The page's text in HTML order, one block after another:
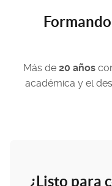
Más de 20 años
académica y el
¿Listo para